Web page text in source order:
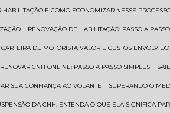
HABILITAÇÃO E COMO ECONOMIZAR NESSE
RENOVAÇÃO DE HABILITAÇÃO: PASSO A
CARTEIRA DE MOTORISTA VALOR E CUSTOS
RENOVAR CNH ONLINE: PASSO A PASSO SIMPLES
SUA CONFIANÇA AO VOLANTE SUPERANDO O
DA CNH: ENTENDA O QUE ELA SIGNIFICA